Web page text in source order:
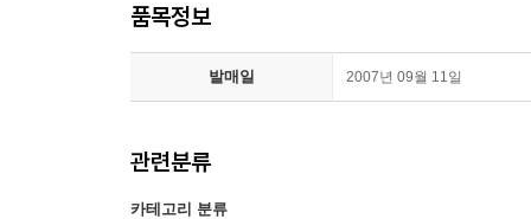
품목정보
발매일 2007년 09월 11일
관련분류
카테고리 분류